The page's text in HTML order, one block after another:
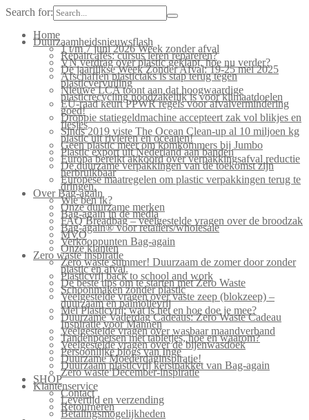
Search for:
Home
Duurzaamheidsnieuwsflash
1 t/m 7 juni 2026 Week zonder afval
Repaircafés: cursus leren repareren?
VN verdrag over plastic geklapt, hoe nu verder?
De jaarlijkse Week Zonder Afval: 19-25 mei 2025
Afschaffen plastictaks is stap terug tegen
plasticvervuiling
Nieuwe LCA toont aan dat hoogwaardige
plasticrecycling noodzakelijk is voor klimaatdoelen
EU-raad keurt PPWR regels voor afvalvermindering
goed!
Droppie statiegeldmachine accepteert zak vol blikjes en
flesjes
Sinds 2019 viste The Ocean Clean-up al 10 miljoen kg
plastic uit rivieren en oceanen!
Geen plastic meer om komkommers bij Jumbo
Plastic export uit Nederland aan banden
Europa bereikt akkoord over verpakkingsafval reductie
De duurzame verpakkingen van de toekomst zijn
herbruikbaar
Europese maatregelen om plastic verpakkingen terug te
dringen.
Over Bag-again
Wie ben ik?
Onze duurzame merken
Bag-again in de media
FAQ Breadbag – veelgestelde vragen over de broodzak
Bag-again® voor retailers/wholesale
MVO
Verkooppunten Bag-again
Onze klanten
Zero waste inspiratie
Zero waste summer! Duurzaam de zomer door zonder
plastic en afval.
Plasticvrij back to school and work
De beste tips om te starten met Zero Waste
Schoonmaken zonder plastic
Veelgestelde vragen over vaste zeep (blokzeep) –
duurzaam en palmolievrij
Mei Plasticvrij: wat is het en hoe doe je mee?
Duurzame Vaderdag Cadeaus: Zero Waste Cadeau
Inspiratie voor Mannen
Veelgestelde vragen over wasbaar maandverband
Tandenpoetsen met tabletjes, hoe en waarom?
Veelgestelde vragen over de bijenwasdoek
Persoonlijke blogs van Inge
Duurzame Moederdaginspiratie!
Duurzaam plasticvrij kerstpakket van Bag-again
Zero waste December-inspiratie
SHOP
Klantenservice
Contact
Levertijd en verzending
Retourneren
Betalingsmogelijkheden